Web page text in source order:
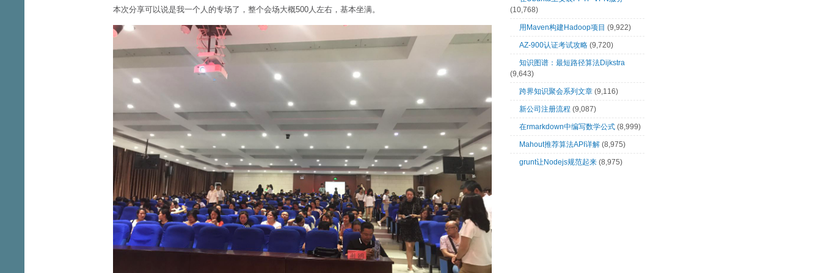
本次分享可以说是我一个人的专场了，整个会场大概500人左右，基本坐满。
(10,768)
用Maven构建Hadoop项目 (9,922)
AZ-900认证考试攻略 (9,720)
知识图谱：最短路径算法Dijkstra
(9,643)
跨界知识聚会系列文章 (9,116)
新公司注册流程 (9,087)
在rmarkdown中编写数学公式 (8,999)
Mahout推荐算法API详解 (8,975)
grunt让Nodejs规范起来 (8,975)